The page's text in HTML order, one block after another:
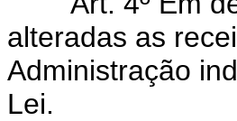
alteradas as
Administração
Lei.